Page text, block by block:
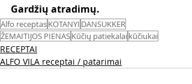
Gardžių atradimų.
Alfo receptasKOTANYI DANSUKKER
ŽEMAITIJOS PIENASKūčių patiekalaikūčiukai
RECEPTAI
ALFO VILA receptai / patarimai